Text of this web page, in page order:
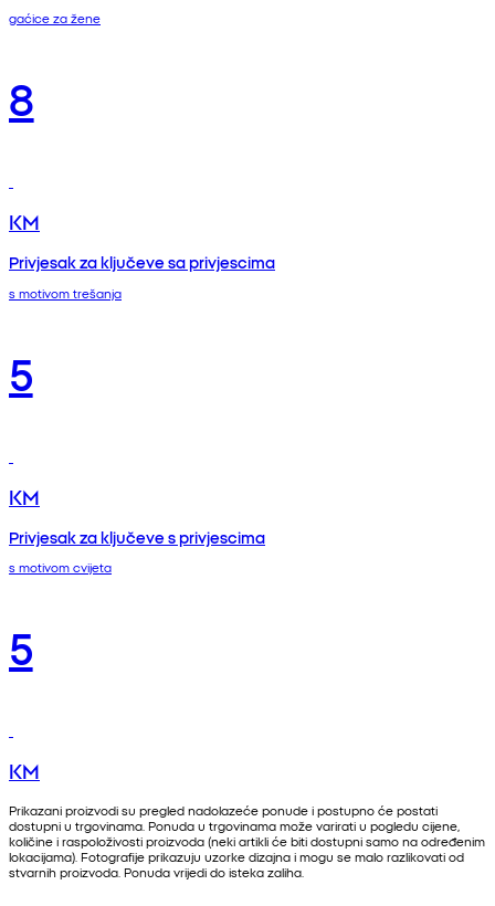
gaćice za žene
8
KM
Privjesak za ključeve sa privjescima
s motivom trešanja
5
KM
Privjesak za ključeve s privjescima
s motivom cvijeta
5
KM
Prikazani proizvodi su pregled nadolazeće ponude i postupno će postati
dostupni u trgovinama. Ponuda u trgovinama može varirati u pogledu cijene,
količine i raspoloživosti proizvoda (neki artikli će biti dostupni samo na određenim
lokacijama). Fotografije prikazuju uzorke dizajna i mogu se malo razlikovati od
stvarnih proizvoda. Ponuda vrijedi do isteka zaliha.